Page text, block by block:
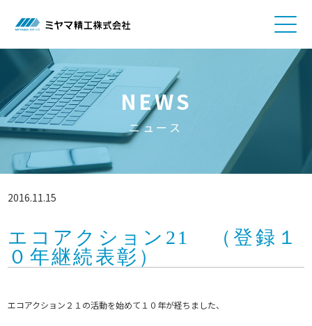
NEWS
ニュース
2016.11.15
エコアクション21 （登録１
０年継続表彰）
エコアクション２１の活動を始めて１０年が経ちました、